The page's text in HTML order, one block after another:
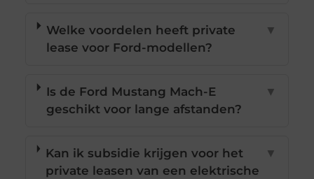
Welke voordelen heeft private
lease voor Ford-modellen?
▼
Is de Ford Mustang Mach-E
geschikt voor lange afstanden?
▼
Kan ik subsidie krijgen voor het
private leasen van een elektrische
▼